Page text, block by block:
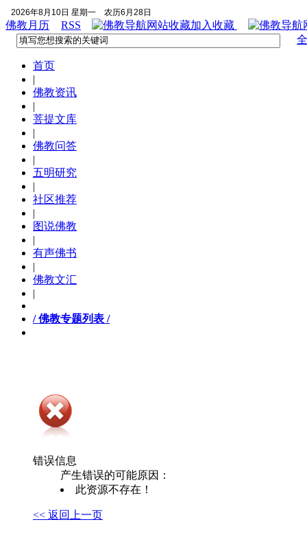
2026年8月10日 星期一 农历6月28日
佛教月历 RSS
加入收藏
首页
|
佛教资讯
|
菩提文库
|
佛教问答
|
五明研究
|
社区推荐
|
图说佛教
|
有声佛书
|
佛教文汇
|
/ 佛教专题列表 /
错误信息
产生错误的可能原因：
此资源不存在！
<< 返回上一页